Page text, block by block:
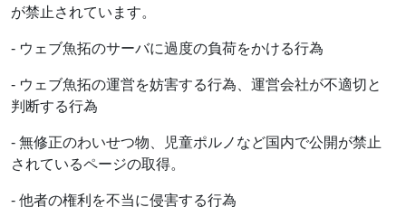
が禁止されています。
- ウェブ魚拓のサーバに過度の負荷をかける行為
- ウェブ魚拓の運営を妨害する行為、運営会社が不適切と
判断する行為
- 無修正のわいせつ物、児童ポルノなど国内で公開が禁止
されているページの取得。
- 他者の権利を不当に侵害する行為